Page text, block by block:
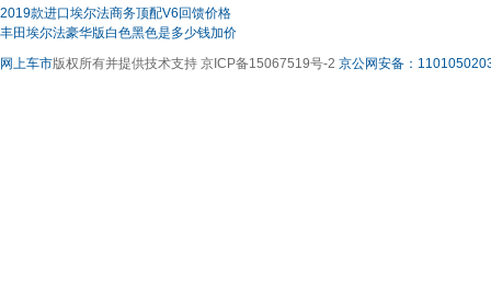
2019款进口埃尔法商务顶配V6回馈价格
丰田埃尔法豪华版白色黑色是多少钱加价
网上车市版权所有并提供技术支持 京ICP备15067519号-2 京公网安备：